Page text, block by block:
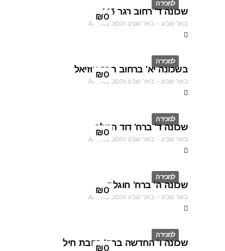
למכירה
ID
₪0
שכונה ד' רחוב רגר 163
באר שבע–באר שבע והסביבה ,
AF
למכירה
ID
₪0
בשכונה יא' ברחוב הרב עוזיאל
באר שבע–באר שבע והסביבה ,
AF
למכירה
ID
₪0
שכונה ד' ברח' דוד המלך
באר שבע–באר שבע והסביבה ,
AF
למכירה
ID
₪0
שכונה ה' ברח' חוגלה
באר שבע–באר שבע והסביבה ,
AF
למכירה
₪0
שכונה ו' החדשה ברח' רחבת חיל